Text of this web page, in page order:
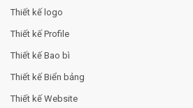
Thiết kế logo
Thiết kế Profile
Thiết kế Bao bì
Thiết kế Biển bảng
Thiết kế Website